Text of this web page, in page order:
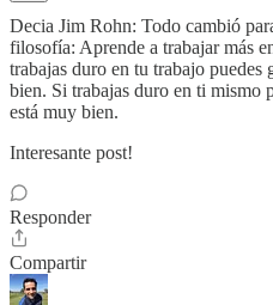
Decia Jim Rohn: Todo cambió
filosofía: Aprende a trabajar más
trabajas duro en tu trabajo
bien. Si trabajas duro en ti mismo
está muy bien.
Interesante post!
Responder
Compartir